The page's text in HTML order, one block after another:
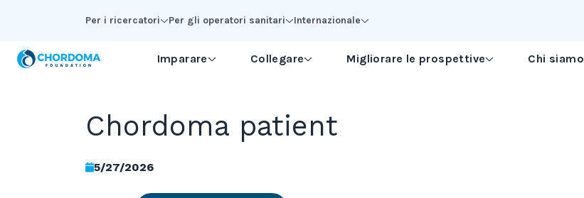
Per i ricercatori Per gli operatori sanitari Internazionale
Imparare Collegare Migliorare le prospettive Chi siamo
Chordoma patient
5/27/2026